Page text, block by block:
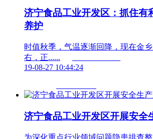
济宁食品工业开发区：抓住有
养护
时值秋季，气温逐渐回降，现在金
19-08-27 10:44:24
济宁食品工业开发区开展安全
为深化重点行业领域问题隐患排查